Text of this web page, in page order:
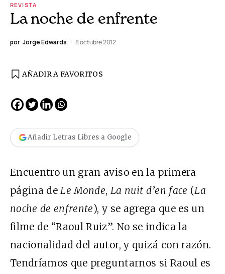
REVISTA
La noche de enfrente
por Jorge Edwards 8 octubre 2012
AÑADIR A FAVORITOS
Añadir Letras Libres a Google
Encuentro un gran aviso en la primera
página deLe Monde, La nuit d’en face (La
noche de enfrente), y se agrega que es un
filme de “Raoul Ruiz”. No se indica la
nacionalidad del autor, y quizá con razón.
Tendríamos que preguntarnos si Raoul es